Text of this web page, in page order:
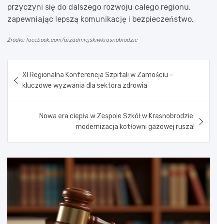
przyczyni się do dalszego rozwoju całego regionu,
zapewniając lepszą komunikację i bezpieczeństwo.
Źródło: facebook.com/urzadmiejskiwkrasnobrodzie
wpisu
XI Regionalna Konferencja Szpitali w Zamościu –
kluczowe wyzwania dla sektora zdrowia
Nowa era ciepła w Zespole Szkół w Krasnobrodzie:
modernizacja kotłowni gazowej rusza!